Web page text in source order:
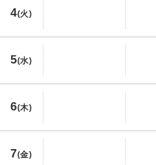
4(火)
5(水)
6(木)
7(金)